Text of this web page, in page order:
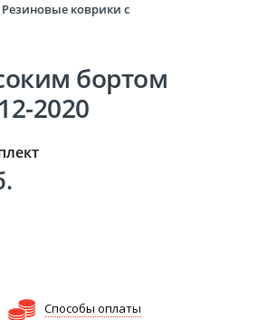
Резиновые коврики с
бортом
2020
Способы оплаты